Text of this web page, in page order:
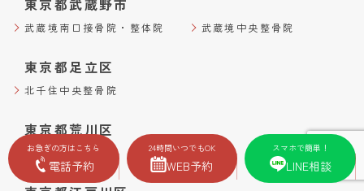
武蔵境南口接骨院・整体院 武蔵境中央整骨院
東京都足立区
北千住中央整骨院
東京都荒川区
町屋中央整骨院
お急ぎの方はこちら
電話予約
24時間いつでもOK
WEB予約
スマホで簡単！
LINE相談